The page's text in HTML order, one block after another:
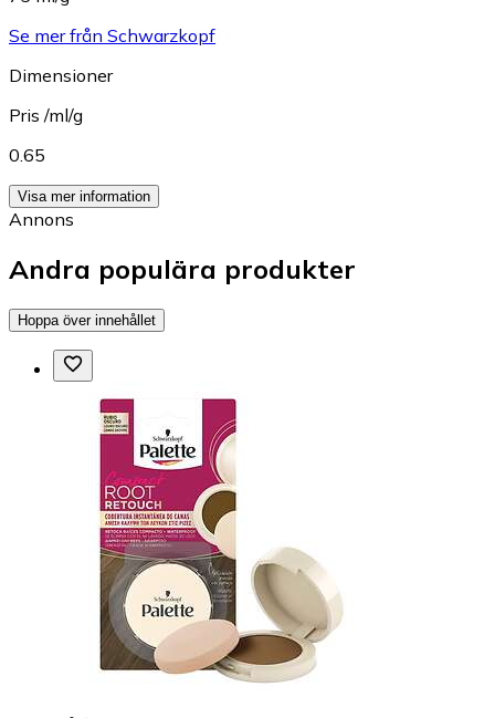
Se mer från Schwarzkopf
Dimensioner
Pris /ml/g
0.65
Visa mer information
Annons
Andra populära produkter
Hoppa över innehållet